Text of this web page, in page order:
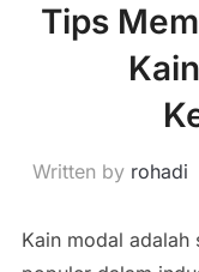
Tips
Written by rohadi
Kain modal adalah